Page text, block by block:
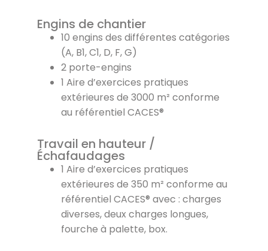
Engins de chantier
10 engins des différentes catégories
(A, B1, C1, D, F, G)
2 porte-engins
1 Aire d’exercices pratiques
extérieures de 3000 m² conforme
au référentiel CACES®
Travail en hauteur /
Échafaudages
1 Aire d’exercices pratiques
extérieures de 350 m² conforme au
référentiel CACES® avec : charges
diverses, deux charges longues,
fourche à palette, box.